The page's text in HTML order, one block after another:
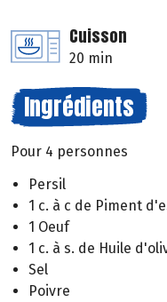
Cuisson
20 min
Ingrédients
Pour 4 personnes
Persil
1 c. à c de Piment
1 Oeuf
1 c. à s. de Huile
Sel
Poivre